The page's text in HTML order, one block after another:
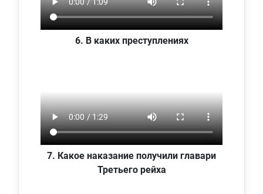
6. В каких преступлениях
7. Какое наказание получили главари
Третьего рейха